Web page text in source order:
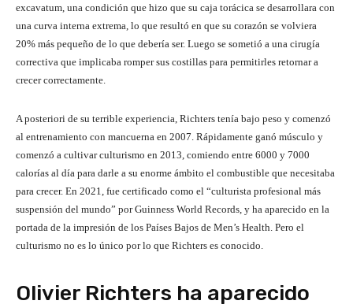
excavatum, una condición que hizo que su caja torácica se desarrollara con
una curva interna extrema, lo que resultó en que su corazón se volviera
20% más pequeño de lo que debería ser. Luego se sometió a una cirugía
correctiva que implicaba romper sus costillas para permitirles retornar a
crecer correctamente.
A posteriori de su terrible experiencia, Richters tenía bajo peso y comenzó
al entrenamiento con mancuerna en 2007. Rápidamente ganó músculo y
comenzó a cultivar culturismo en 2013, comiendo entre 6000 y 7000
calorías al día para darle a su enorme ámbito el combustible que necesitaba
para crecer. En 2021, fue certificado como el “culturista profesional más
suspensión del mundo” por Guinness World Records, y ha aparecido en la
portada de la impresión de los Países Bajos de Men’s Health. Pero el
culturismo no es lo único por lo que Richters es conocido.
Olivier Richters ha aparecido